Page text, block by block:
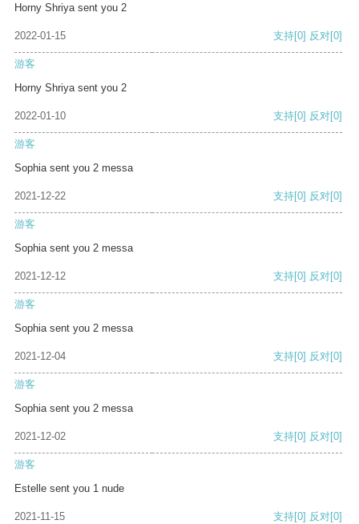
Horny Shriya sent you 2
2022-01-15 支持[0] 反对[0]
游客
Horny Shriya sent you 2
2022-01-10 支持[0] 反对[0]
游客
Sophia sent you 2 messa
2021-12-22 支持[0] 反对[0]
游客
Sophia sent you 2 messa
2021-12-12 支持[0] 反对[0]
游客
Sophia sent you 2 messa
2021-12-04 支持[0] 反对[0]
游客
Sophia sent you 2 messa
2021-12-02 支持[0] 反对[0]
游客
Estelle sent you 1 nude
2021-11-15 支持[0] 反对[0]